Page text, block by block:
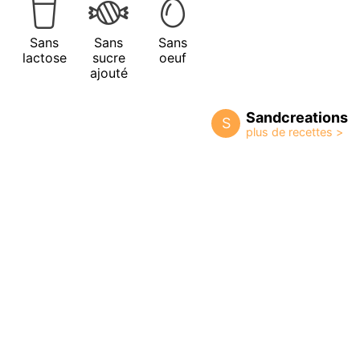
Sans
lactose
Sans
sucre
ajouté
Sans
oeuf
S Sandcreations